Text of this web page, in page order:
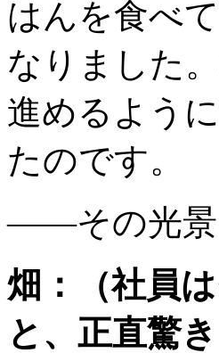
はんを食べ
なりました
進めるよう
たのです。
――その光景
畑：（社員
と、正直驚